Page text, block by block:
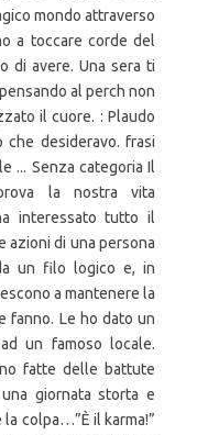
mondo attraverso
a toccare corde del
di avere. Una sera ti
al perch non
il cuore. : Plaudo
desideravo. frasi
... Senza categoria Il
la nostra vita
interessato tutto il
azioni di una persona
un filo logico e, in
a mantenere la
fanno. Le ho dato un
un famoso locale.
fatte delle battute
giornata storta e
colpa…”È il karma!”